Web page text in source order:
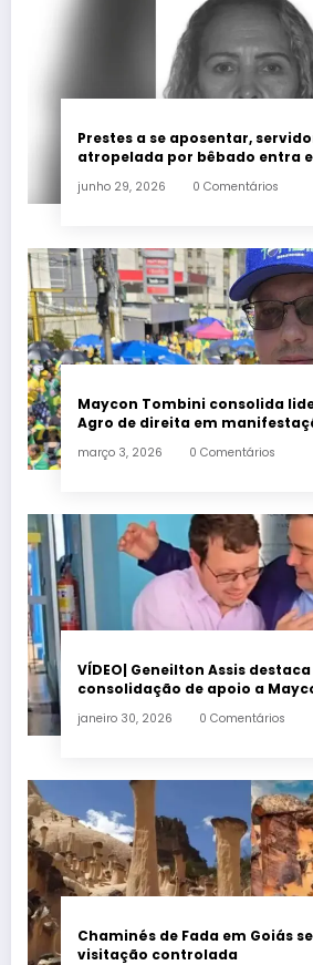
Prestes a se aposentar,
atropelada por bêbado entra
junho 29, 2026 0 Comentários
Maycon Tombini consolida
Agro de direita em
março 3, 2026 0 Comentários
VÍDEO| Geneilton Assis
consolidação de apoio a
janeiro 30, 2026 0 Comentários
Chaminés de Fada em Goiás
visitação controlada